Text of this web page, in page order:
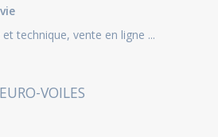
et technique, vente en ligne ...
EURO-VOILES